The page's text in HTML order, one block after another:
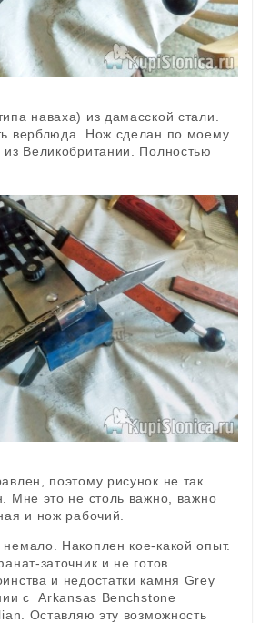
наваха) из дамасской стали.
верблюда. Нож сделан по моему
из Великобритании. Полностью
поэтому рисунок не так
Мне это не столь важно, важно
и нож рабочий.
Накоплен кое-какой опыт.
заточник и не готов
и недостатки камня Grey
с Arkansas Benchstone
Оставляю эту возможность